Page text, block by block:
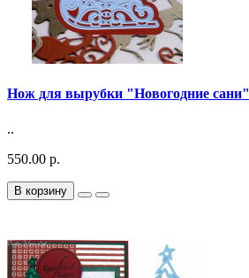
Нож для вырубки "Новогодние сани"
..
550.00 р.
В корзину